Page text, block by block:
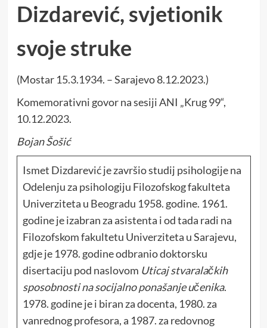
Dizdarević, svjetionik
svoje struke
(Mostar 15.3.1934. – Sarajevo 8.12.2023.)
Komemorativni govor na sesiji ANI „Krug 99“,
10.12.2023.
Bojan Šošić
Ismet Dizdarević je završio studij psihologije na
Odelenju za psihologiju Filozofskog fakulteta
Univerziteta u Beogradu 1958. godine. 1961.
godine je izabran za asistenta i od tada radi na
Filozofskom fakultetu Univerziteta u Sarajevu,
gdje je 1978. godine odbranio doktorsku
disertaciju pod naslovom Uticaj stvaralačkih
sposobnosti na socijalno ponašanje učenika.
1978. godine je i biran za docenta, 1980. za
vanrednog profesora, a 1987. za redovnog